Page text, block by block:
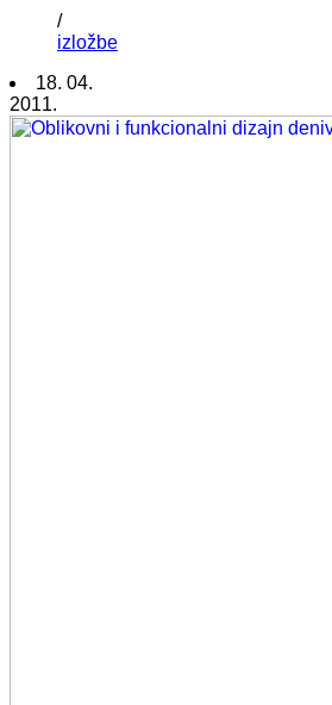
/
izložbe
18. 04.
2011.